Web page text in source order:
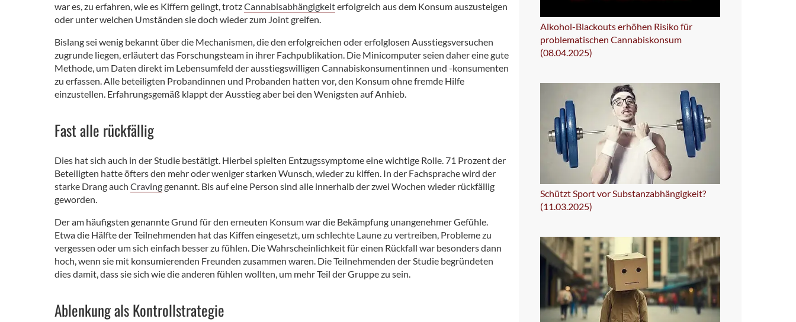
war es, zu erfahren, wie es Kiffern gelingt, trotzCannabisabhängigkeiterfolgreich aus dem Konsum auszusteigen
oder unter welchen Umständen sie doch wieder zum Joint greifen.
Bislang sei wenig bekannt über die Mechanismen, die den erfolgreichen oder erfolglosen Ausstiegsversuchen
zugrunde liegen, erläutert das Forschungsteam in ihrer Fachpublikation. Die Minicomputer seien daher eine gute
Methode, um Daten direkt im Lebensumfeld der ausstiegswilligen Cannabiskonsumentinnen und -konsumenten
zu erfassen. Alle beteiligten Probandinnen und Probanden hatten vor, den Konsum ohne fremde Hilfe
einzustellen. Erfahrungsgemäß klappt der Ausstieg aber bei den Wenigsten auf Anhieb.
Fast alle rückfällig
Dies hat sich auch in der Studie bestätigt. Hierbei spielten Entzugssymptome eine wichtige Rolle. 71 Prozent der
Beteiligten hatte öfters den mehr oder weniger starken Wunsch, wieder zu kiffen. In der Fachsprache wird der
starke Drang auch Cravinggenannt. Bis auf eine Person sind alle innerhalb der zwei Wochen wieder rückfällig
geworden.
Der am häufigsten genannte Grund für den erneuten Konsum war die Bekämpfung unangenehmer Gefühle.
Etwa die Hälfte der Teilnehmenden hat das Kiffen eingesetzt, um schlechte Laune zu vertreiben, Probleme zu
vergessen oder um sich einfach besser zu fühlen. Die Wahrscheinlichkeit für einen Rückfall war besonders dann
hoch, wenn sie mit konsumierenden Freunden zusammen waren. Die Teilnehmenden der Studie begründeten
dies damit, dass sie sich wie die anderen fühlen wollten, um mehr Teil der Gruppe zu sein.
Ablenkung als Kontrollstrategie
Alkohol-Blackouts erhöhen Risiko für
problematischen Cannabiskonsum
(08.04.2025)
Schützt Sport vor Substanzabhängigkeit?
(11.03.2025)